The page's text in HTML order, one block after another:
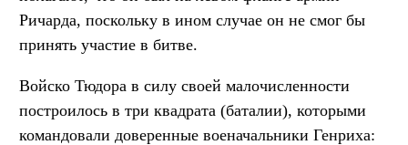
Ричарда, поскольку в ином случае он не смог бы
принять участие в битве.
Войско Тюдора в силу своей малочисленности
построилось в три квадрата (баталии), которыми
командовали доверенные военачальники Генриха: